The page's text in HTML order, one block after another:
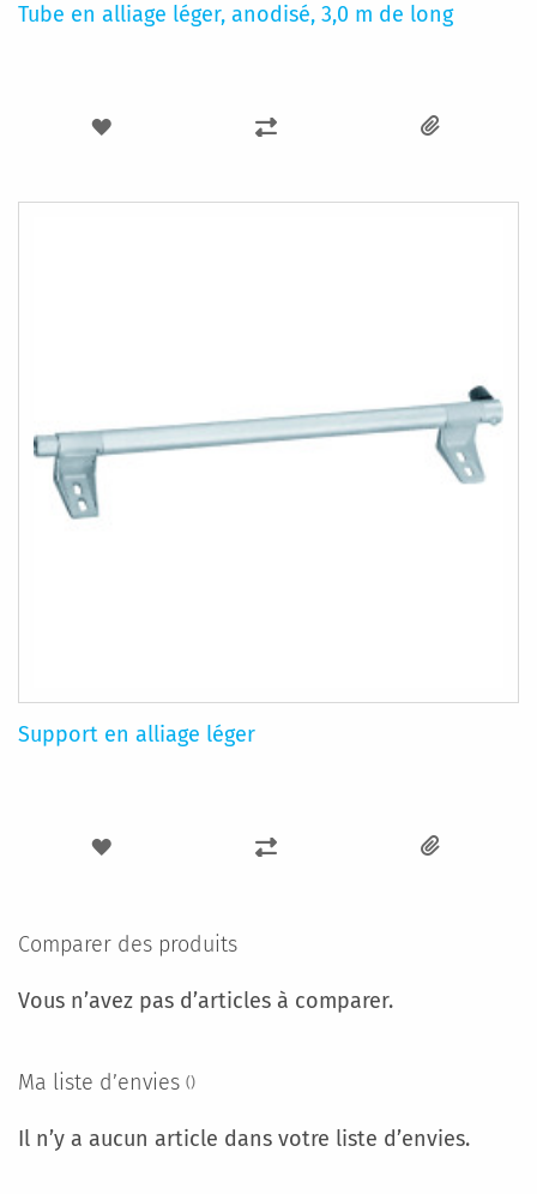
Tube en alliage léger, anodisé, 3,0 m de long
AJOUTER
MA
AJOUTER
COMPARATEUR
Support en alliage léger
AJOUTER
MA
D’ENVIE
AJOUTER
Comparer des produits
Vous n’avez pas d’articles à comparer.
Ma liste d’envies
Il n’y a aucun article dans votre liste d’envies.